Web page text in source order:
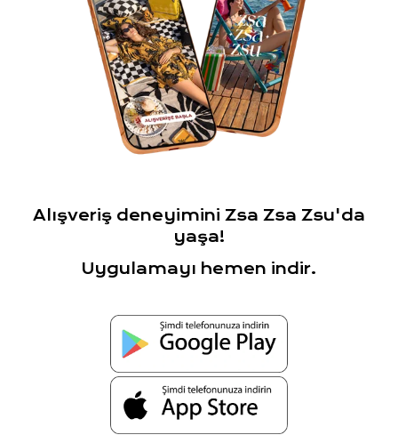
Alışveriş deneyimini Zsa Zsa Zsu'da
yaşa!
Uygulamayı hemen indir.